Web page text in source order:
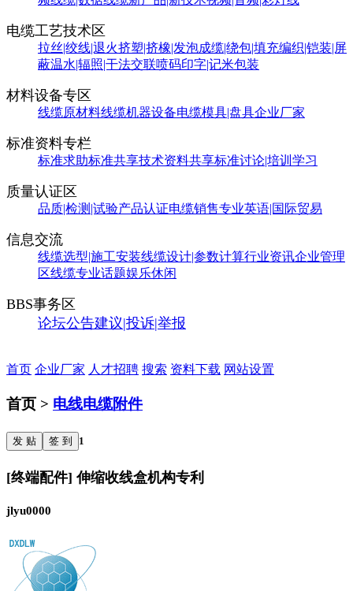
电缆工艺技术区
拉丝|绞线|退火挤塑|挤橡|发泡成缆|绕包|填充编织|铠装|屏
蔽温水|辐照|干法交联喷码印字|记米包装
材料设备专区
线缆原材料线缆机器设备电缆模具|盘具企业厂家
标准资料专栏
标准求助标准共享技术资料共享标准讨论|培训学习
质量认证区
品质|检测|试验产品认证电缆销售专业英语|国际贸易
信息交流
线缆选型|施工安装线缆设计|参数计算行业资讯企业管理
区线缆专业话题娱乐休闲
BBS事务区
论坛公告建议|投诉|举报
首页 企业厂家 人才招聘 搜索 资料下载 网站设置
首页 > 电线电缆附件
发 贴 签 到 1
[终端配件] 伸缩收线盒机构专利
jlyu0000